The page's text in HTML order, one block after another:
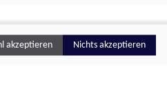
akzeptieren Nichts akzeptieren